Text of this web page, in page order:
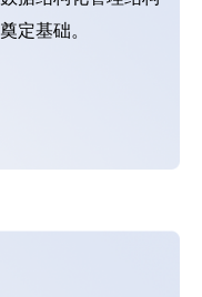
定基础。